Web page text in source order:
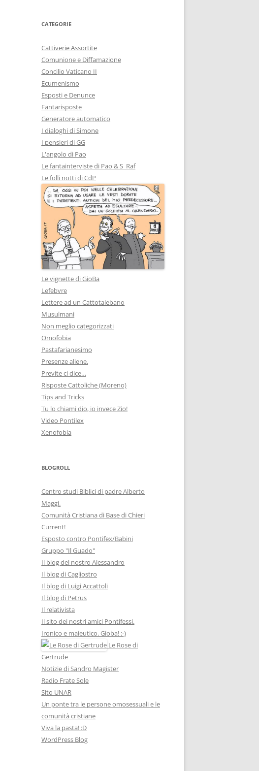
CATEGORIE
Cattiverie Assortite
Comunione e Diffamazione
Concilio Vaticano II
Ecumenismo
Esposti e Denunce
Fantarisposte
Generatore automatico
I dialoghi di Simone
I pensieri di GG
L'angolo di Pao
Le fantainterviste di Pao & S_Raf
Le folli notti di CdP
Le vignette di GioBa
Lefebvre
Lettere ad un Cattotalebano
Musulmani
Non meglio categorizzati
Omofobia
Pastafarianesimo
Presenze aliene.
Previte ci dice…
Risposte Cattoliche (Moreno)
Tips and Tricks
Tu lo chiami dio, io invece Zio!
Video Pontilex
Xenofobia
BLOGROLL
Centro studi Biblici di padre Alberto
Maggi.
Comunità Cristiana di Base di Chieri
Current!
Esposto contro Pontifex/Babini
Gruppo "Il Guado"
Il blog del nostro Alessandro
Il blog di Cagliostro
Il blog di Luigi Accattoli
Il blog di Petrus
Il relativista
Il sito dei nostri amici Pontifessi.
Ironico e maieutico. Gioba! :-)
Le Rose di
Gertrude
Notizie di Sandro Magister
Radio Frate Sole
Sito UNAR
Un ponte tra le persone omosessuali e le
comunità cristiane
Viva la pasta! :D
WordPress Blog